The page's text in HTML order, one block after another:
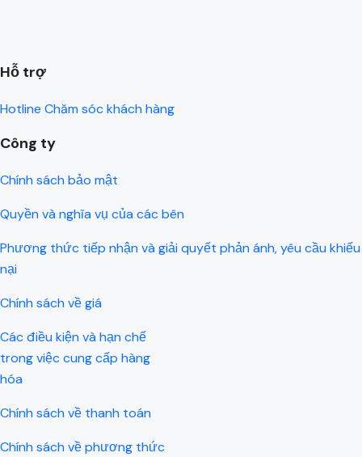
Hỗ trợ
Hotline Chăm sóc khách hàng
Công ty
Chính sách bảo mật
Quyền và nghĩa vụ của các bên
Phương thức tiếp nhận và giải quyết phản ánh, yêu cầu khiếu
nại
Chính sách về giá
Các điều kiện và hạn chế
trong việc cung cấp hàng
hóa
Chính sách về thanh toán
Chính sách về phương thức